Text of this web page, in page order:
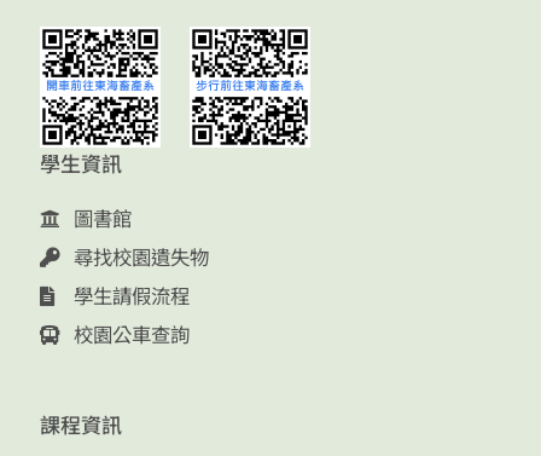
學生資訊
圖書館
尋找校園遺失物
學生請假流程
校園公車查詢
課程資訊